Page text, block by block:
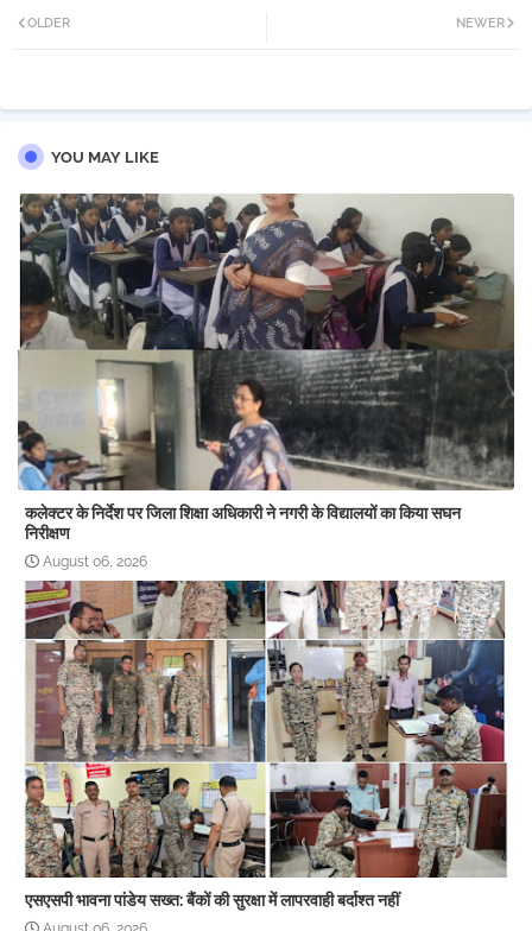
pp
NEWER
OLDER
YOU MAY LIKE
कलेक्टर के निर्देश पर जिला शिक्षा अधिकारी ने नगरी के विद्यालयों का किया सघन
निरीक्षण
August 06, 2026
एसएसपी भावना पांडेय सख्त: बैंकों की सुरक्षा में लापरवाही बर्दाश्त नहीं